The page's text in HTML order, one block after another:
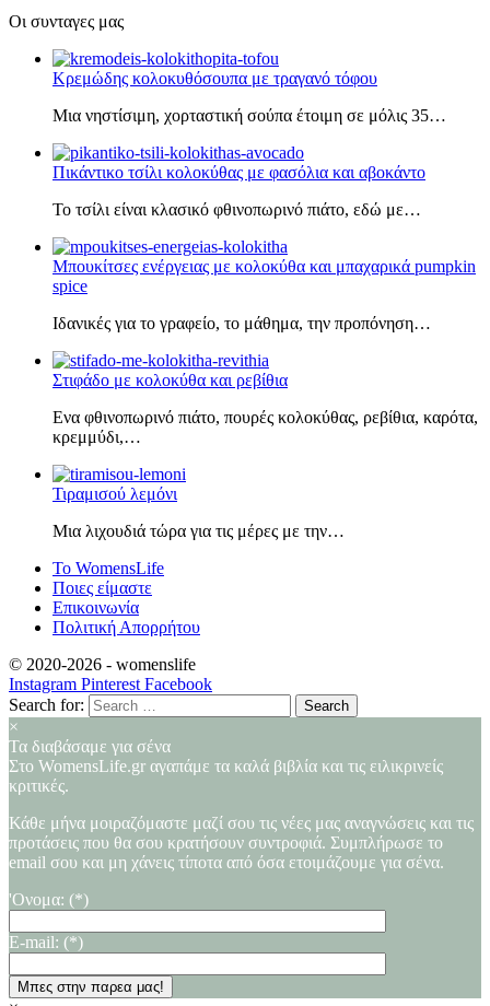
Οι συνταγες μας
Κρεμώδης κολοκυθόσουπα με τραγανό τόφου
Μια νηστίσιμη, χορταστική σούπα έτοιμη σε μόλις 35…
Πικάντικο τσίλι κολοκύθας με φασόλια και αβοκάντο
Το τσίλι είναι κλασικό φθινοπωρινό πιάτο, εδώ με…
Μπουκίτσες ενέργειας με κολοκύθα και μπαχαρικά pumpkin
spice
Ιδανικές για το γραφείο, το μάθημα, την προπόνηση…
Στιφάδο με κολοκύθα και ρεβίθια
Ενα φθινοπωρινό πιάτο, πουρές κολοκύθας, ρεβίθια, καρότα,
κρεμμύδι,…
Τιραμισού λεμόνι
Μια λιχουδιά τώρα για τις μέρες με την…
Το WomensLife
Ποιες είμαστε
Επικοινωνία
Πολιτική Απορρήτου
© 2020-2026 - womenslife
Instagram PinterestFacebook
Search for:
×
Τα διαβάσαμε για σένα
Στο WomensLife.gr αγαπάμε τα καλά βιβλία και τις ειλικρινείς
κριτικές.
Κάθε μήνα μοιραζόμαστε μαζί σου τις νέες μας αναγνώσεις και τις
προτάσεις που θα σου κρατήσουν συντροφιά. Συμπλήρωσε το
email σου και μη χάνεις τίποτα από όσα ετοιμάζουμε για σένα.
'Ονομα: (*)
E-mail: (*)